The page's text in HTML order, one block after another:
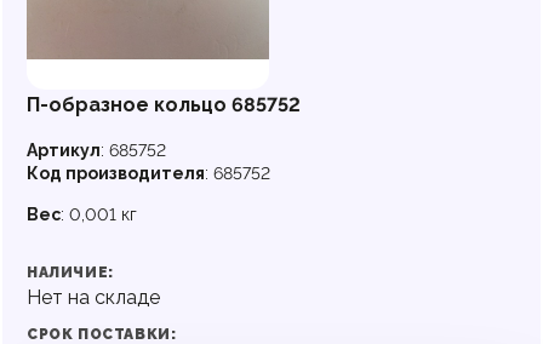
П-образное кольцо 685752
Артикул: 685752
Код производителя: 685752
Вес: 0,001 кг
НАЛИЧИЕ:
Нет на складе
СРОК ПОСТАВКИ: